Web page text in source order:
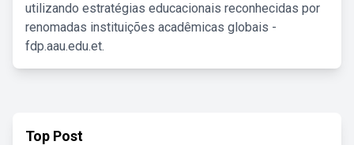
utilizando estratégias educacionais reconhecidas por
renomadas instituições acadêmicas globais -
fdp.aau.edu.et.
Top Post